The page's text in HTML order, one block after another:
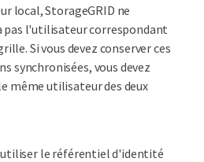
local, StorageGRID ne
pas l'utilisateur correspondant
Si vous devez conserver ces
synchronisées, vous devez
même utilisateur des deux
utiliser le référentiel d'identité